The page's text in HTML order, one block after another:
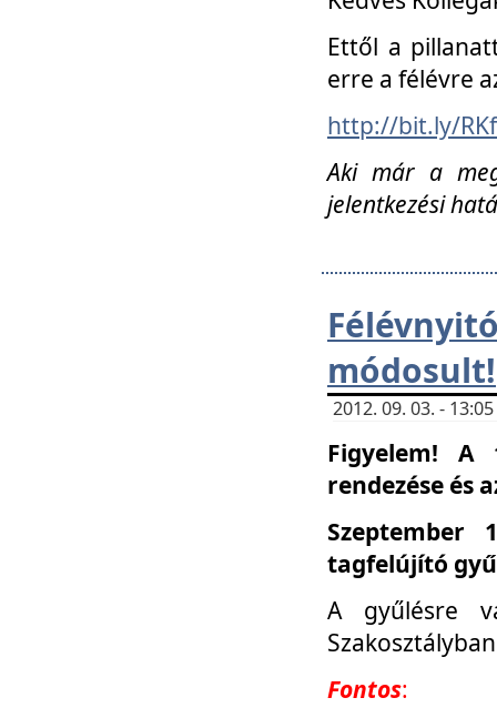
Ettől a
erre a félévre
http://bit.ly/
Aki már a
jelentkezési
módosult!
2012. 09. 03. -
Figyelem! A
rendezése és
Szeptember
tagfelújító
A gyűlésre
Fontos: